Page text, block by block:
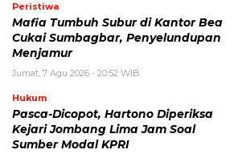
Peristiwa
Mafia Tumbuh Subur di Kantor Bea
Cukai Sumbagbar, Penyelundupan
Menjamur
Jumat, 7 Agu 2026 - 20:52 WIB
Hukum
Pasca-Dicopot, Hartono Diperiksa
Kejari Jombang Lima Jam Soal
Sumber Modal KPRI